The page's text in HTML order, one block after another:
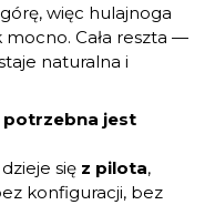
więc hulajnoga
Cała reszta —
naturalna i
potrzebna jest
się z pilota,
konfiguracji, bez